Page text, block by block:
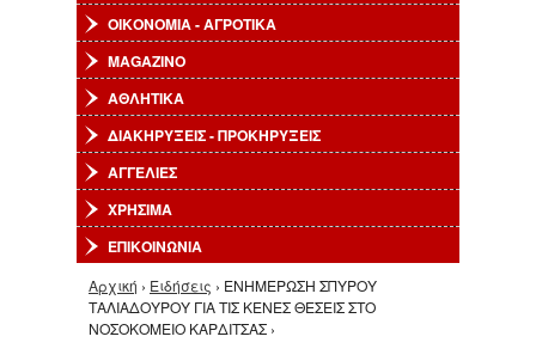
ΟΙΚΟΝΟΜΙΑ - ΑΓΡΟΤΙΚΑ
MAGAZINO
ΑΘΛΗΤΙΚΑ
ΔΙΑΚΗΡΥΞΕΙΣ - ΠΡΟΚΗΡΥΞΕΙΣ
ΑΓΓΕΛΙΕΣ
ΧΡΗΣΙΜΑ
ΕΠΙΚΟΙΝΩΝΙΑ
Είστε εδώ
Αρχική › Ειδήσεις › ΕΝΗΜΕΡΩΣΗ ΣΠΥΡΟΥ
ΤΑΛΙΑΔΟΥΡΟΥ ΓΙΑ ΤΙΣ ΚΕΝΕΣ ΘΕΣΕΙΣ ΣΤΟ
ΝΟΣΟΚΟΜΕΙΟ ΚΑΡΔΙΤΣΑΣ ›